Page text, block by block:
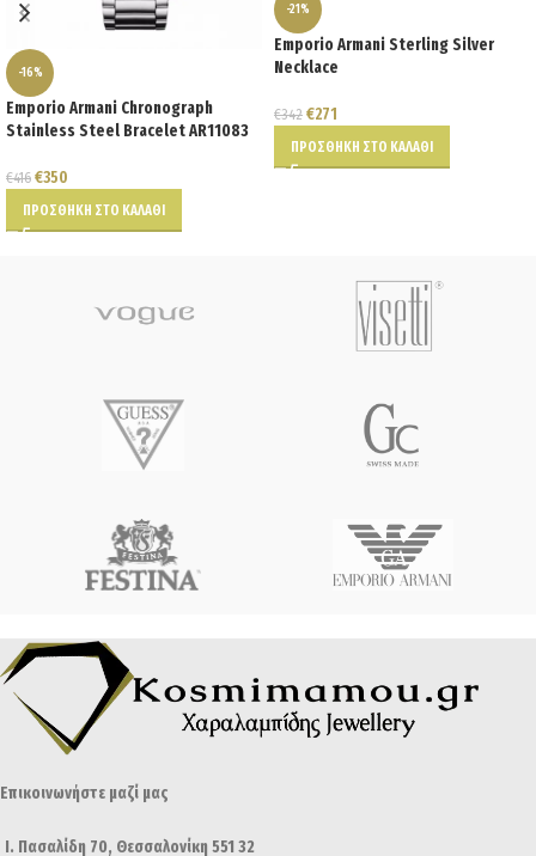
-16%
Emporio Armani Chronograph
Stainless Steel Bracelet AR11083
€416 €350
ΠΡΟΣΘΉΚΗ ΣΤΟ ΚΑΛΆΘΙ
-21%
Emporio Armani Sterling Silver
Necklace
€342 €271
ΠΡΟΣΘΉΚΗ ΣΤΟ ΚΑΛΆΘΙ
Επικοινωνήστε μαζί μας
Ι. Πασαλίδη 70, Θεσσαλονίκη 551 32